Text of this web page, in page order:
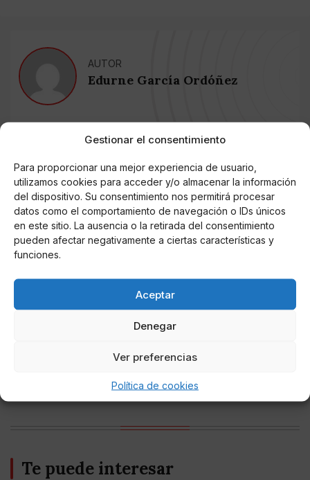
Gestionar el consentimiento
Para proporcionar una mejor experiencia de usuario,
utilizamos cookies para acceder y/o almacenar la información
del dispositivo. Su consentimiento nos permitirá procesar
datos como el comportamiento de navegación o IDs únicos
en este sitio. La ausencia o la retirada del consentimiento
pueden afectar negativamente a ciertas características y
funciones.
Aceptar
Denegar
Ver preferencias
Política de cookies
AUTOR
Edurne García Ordóñez
Noticias relacionadas
Online Casino
Mejores Cripto Casinos Online en
Colombia 2025: Bitcoin Casinos
Online Casino
Mejores Casinos Online con Bitcoin y
Online Casino
Entretenimiento
Te puede interesar